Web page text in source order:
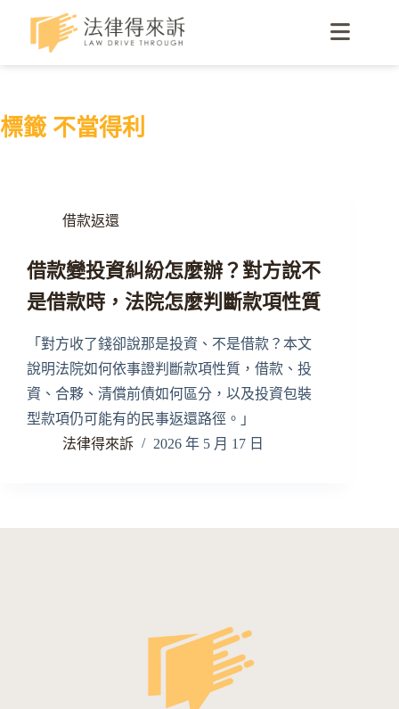
標籤 不當得利
借款返還
借款變投資糾紛怎麼辦？對方說不
是借款時，法院怎麼判斷款項性質
「對方收了錢卻說那是投資、不是借款？本文
說明法院如何依事證判斷款項性質，借款、投
資、合夥、清償前債如何區分，以及投資包裝
型款項仍可能有的民事返還路徑。」
法律得來訴
2026 年 5 月 17 日